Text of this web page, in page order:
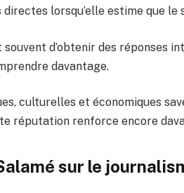
directes lorsqu’elle estime que le
d’obtenir des réponses
davantage.
culturelles et économiques
réputation renforce encore
sur le